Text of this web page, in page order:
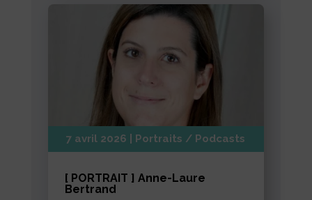
[ PORTRAIT ] Anne-Laure
Bertrand
7 avril 2026 Portraits / Podcasts